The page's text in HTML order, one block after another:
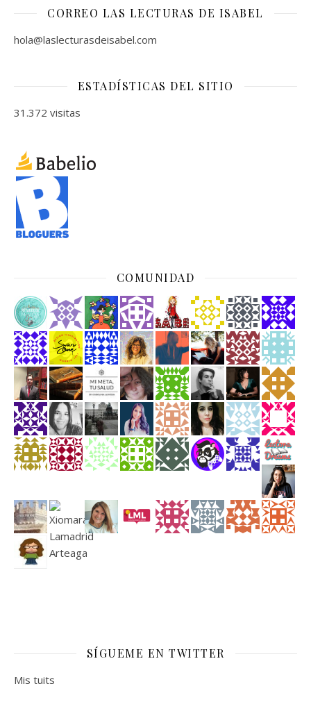
CORREO LAS LECTURAS DE ISABEL
hola@laslecturasdeisabel.com
ESTADÍSTICAS DEL SITIO
31.372 visitas
COMUNIDAD
SÍGUEME EN TWITTER
Mis tuits